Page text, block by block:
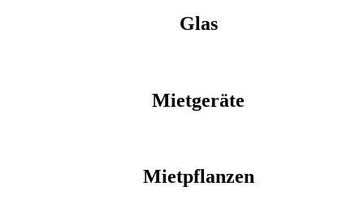
Glas
Mietgeräte
Mietpflanzen